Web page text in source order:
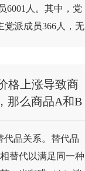
6001人。其中，党
党派成员366人，无
格上涨导致商
那么商品A和B
品关系。替代品
替代以满足同一种